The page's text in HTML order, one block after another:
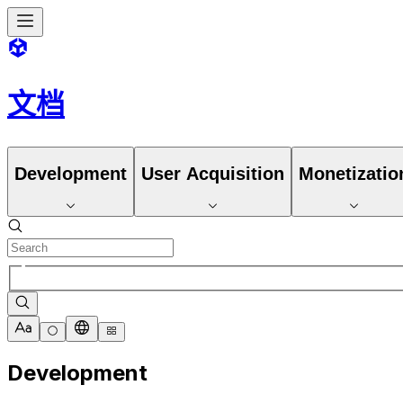
文档
Development User Acquisition
Development